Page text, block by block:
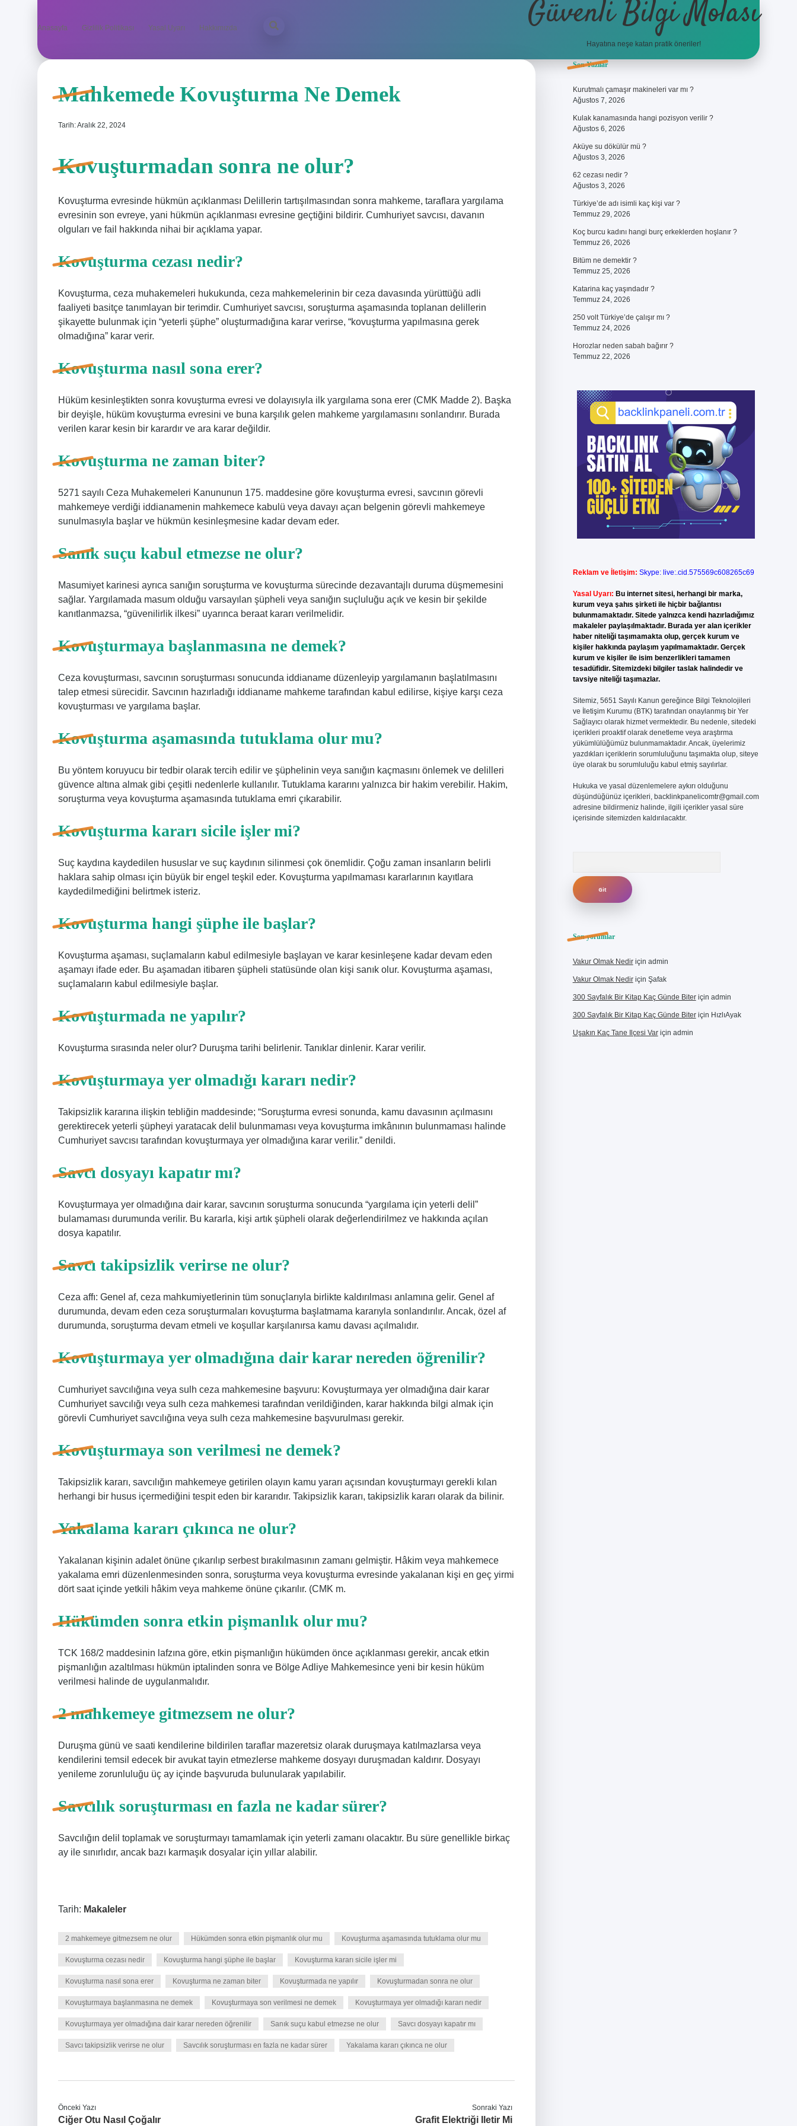
Anasayfa Gizlilik Politikası Yasal Uyarı Hakkımızda Güvenli Bilgi Molası
Hayatına neşe katan pratik öneriler!
Mahkemede Kovuşturma Ne Demek
Tarih: Aralık 22, 2024
Kovuşturmadan sonra ne olur?
Kovuşturma evresinde hükmün açıklanması Delillerin tartışılmasından sonra mahkeme, taraflara yargılama
evresinin son evreye, yani hükmün açıklanması evresine geçtiğini bildirir. Cumhuriyet savcısı, davanın
olguları ve fail hakkında nihai bir açıklama yapar.
Kovuşturma cezası nedir?
Kovuşturma, ceza muhakemeleri hukukunda, ceza mahkemelerinin bir ceza davasında yürüttüğü adli
faaliyeti basitçe tanımlayan bir terimdir. Cumhuriyet savcısı, soruşturma aşamasında toplanan delillerin
şikayette bulunmak için “yeterli şüphe” oluşturmadığına karar verirse, “kovuşturma yapılmasına gerek
olmadığına” karar verir.
Kovuşturma nasıl sona erer?
Hüküm kesinleştikten sonra kovuşturma evresi ve dolayısıyla ilk yargılama sona erer (CMK Madde 2). Başka
bir deyişle, hüküm kovuşturma evresini ve buna karşılık gelen mahkeme yargılamasını sonlandırır. Burada
verilen karar kesin bir karardır ve ara karar değildir.
Kovuşturma ne zaman biter?
5271 sayılı Ceza Muhakemeleri Kanununun 175. maddesine göre kovuşturma evresi, savcının görevli
mahkemeye verdiği iddianamenin mahkemece kabulü veya davayı açan belgenin görevli mahkemeye
sunulmasıyla başlar ve hükmün kesinleşmesine kadar devam eder.
Sanık suçu kabul etmezse ne olur?
Masumiyet karinesi ayrıca sanığın soruşturma ve kovuşturma sürecinde dezavantajlı duruma düşmemesini
sağlar. Yargılamada masum olduğu varsayılan şüpheli veya sanığın suçluluğu açık ve kesin bir şekilde
kanıtlanmazsa, “güvenilirlik ilkesi” uyarınca beraat kararı verilmelidir.
Kovuşturmaya başlanmasına ne demek?
Ceza kovuşturması, savcının soruşturması sonucunda iddianame düzenleyip yargılamanın başlatılmasını
talep etmesi sürecidir. Savcının hazırladığı iddianame mahkeme tarafından kabul edilirse, kişiye karşı ceza
kovuşturması ve yargılama başlar.
Kovuşturma aşamasında tutuklama olur mu?
Bu yöntem koruyucu bir tedbir olarak tercih edilir ve şüphelinin veya sanığın kaçmasını önlemek ve delilleri
güvence altına almak gibi çeşitli nedenlerle kullanılır. Tutuklama kararını yalnızca bir hakim verebilir. Hakim,
soruşturma veya kovuşturma aşamasında tutuklama emri çıkarabilir.
Kovuşturma kararı sicile işler mi?
Suç kaydına kaydedilen hususlar ve suç kaydının silinmesi çok önemlidir. Çoğu zaman insanların belirli
haklara sahip olması için büyük bir engel teşkil eder. Kovuşturma yapılmaması kararlarının kayıtlara
kaydedilmediğini belirtmek isteriz.
Kovuşturma hangi şüphe ile başlar?
Kovuşturma aşaması, suçlamaların kabul edilmesiyle başlayan ve karar kesinleşene kadar devam eden
aşamayı ifade eder. Bu aşamadan itibaren şüpheli statüsünde olan kişi sanık olur. Kovuşturma aşaması,
suçlamaların kabul edilmesiyle başlar.
Kovuşturmada ne yapılır?
Kovuşturma sırasında neler olur? Duruşma tarihi belirlenir. Tanıklar dinlenir. Karar verilir.
Kovuşturmaya yer olmadığı kararı nedir?
Takipsizlik kararına ilişkin tebliğin maddesinde; “Soruşturma evresi sonunda, kamu davasının açılmasını
gerektirecek yeterli şüpheyi yaratacak delil bulunmaması veya kovuşturma imkânının bulunmaması halinde
Cumhuriyet savcısı tarafından kovuşturmaya yer olmadığına karar verilir.” denildi.
Savcı dosyayı kapatır mı?
Kovuşturmaya yer olmadığına dair karar, savcının soruşturma sonucunda “yargılama için yeterli delil”
bulamaması durumunda verilir. Bu kararla, kişi artık şüpheli olarak değerlendirilmez ve hakkında açılan
dosya kapatılır.
Savcı takipsizlik verirse ne olur?
Ceza affı: Genel af, ceza mahkumiyetlerinin tüm sonuçlarıyla birlikte kaldırılması anlamına gelir. Genel af
durumunda, devam eden ceza soruşturmaları kovuşturma başlatmama kararıyla sonlandırılır. Ancak, özel af
durumunda, soruşturma devam etmeli ve koşullar karşılanırsa kamu davası açılmalıdır.
Kovuşturmaya yer olmadığına dair karar nereden öğrenilir?
Cumhuriyet savcılığına veya sulh ceza mahkemesine başvuru: Kovuşturmaya yer olmadığına dair karar
Cumhuriyet savcılığı veya sulh ceza mahkemesi tarafından verildiğinden, karar hakkında bilgi almak için
görevli Cumhuriyet savcılığına veya sulh ceza mahkemesine başvurulması gerekir.
Kovuşturmaya son verilmesi ne demek?
Takipsizlik kararı, savcılığın mahkemeye getirilen olayın kamu yararı açısından kovuşturmayı gerekli kılan
herhangi bir husus içermediğini tespit eden bir kararıdır. Takipsizlik kararı, takipsizlik kararı olarak da bilinir.
Yakalama kararı çıkınca ne olur?
Yakalanan kişinin adalet önüne çıkarılıp serbest bırakılmasının zamanı gelmiştir. Hâkim veya mahkemece
yakalama emri düzenlenmesinden sonra, soruşturma veya kovuşturma evresinde yakalanan kişi en geç yirmi
dört saat içinde yetkili hâkim veya mahkeme önüne çıkarılır. (CMK m.
Hükümden sonra etkin pişmanlık olur mu?
TCK 168/2 maddesinin lafzına göre, etkin pişmanlığın hükümden önce açıklanması gerekir, ancak etkin
pişmanlığın azaltılması hükmün iptalinden sonra ve Bölge Adliye Mahkemesince yeni bir kesin hüküm
verilmesi halinde de uygulanmalıdır.
2 mahkemeye gitmezsem ne olur?
Duruşma günü ve saati kendilerine bildirilen taraflar mazeretsiz olarak duruşmaya katılmazlarsa veya
kendilerini temsil edecek bir avukat tayin etmezlerse mahkeme dosyayı duruşmadan kaldırır. Dosyayı
yenileme zorunluluğu üç ay içinde başvuruda bulunularak yapılabilir.
Savcılık soruşturması en fazla ne kadar sürer?
Savcılığın delil toplamak ve soruşturmayı tamamlamak için yeterli zamanı olacaktır. Bu süre genellikle birkaç
ay ile sınırlıdır, ancak bazı karmaşık dosyalar için yıllar alabilir.
Tarih: Makaleler
2 mahkemeye gitmezsem ne olur Hükümden sonra etkin pişmanlık olur mu Kovuşturma aşamasında tutuklama olur mu
Kovuşturma cezası nedir Kovuşturma hangi şüphe ile başlar Kovuşturma kararı sicile işler mi
Kovuşturma nasıl sona erer Kovuşturma ne zaman biter Kovuşturmada ne yapılır Kovuşturmadan sonra ne olur
Kovuşturmaya başlanmasına ne demek Kovuşturmaya son verilmesi ne demek Kovuşturmaya yer olmadığı kararı nedir
Kovuşturmaya yer olmadığına dair karar nereden öğrenilir Sanık suçu kabul etmezse ne olur Savcı dosyayı kapatır mı
Savcı takipsizlik verirse ne olur Savcılık soruşturması en fazla ne kadar sürer Yakalama kararı çıkınca ne olur
Önceki Yazı
Ciğer Otu Nasıl Çoğalır
Sonraki Yazı
Grafit Elektriği Iletir Mi
Sidebar
Son Yazılar
Kurutmalı çamaşır makineleri var mı ?
Ağustos 7, 2026
Kulak kanamasında hangi pozisyon verilir ?
Ağustos 6, 2026
Aküye su dökülür mü ?
Ağustos 3, 2026
62 cezası nedir ?
Ağustos 3, 2026
Türkiye’de adı isimli kaç kişi var ?
Temmuz 29, 2026
Koç burcu kadını hangi burç erkeklerden hoşlanır ?
Temmuz 26, 2026
Bitüm ne demektir ?
Temmuz 25, 2026
Katarina kaç yaşındadır ?
Temmuz 24, 2026
250 volt Türkiye’de çalışır mı ?
Temmuz 24, 2026
Horozlar neden sabah bağırır ?
Temmuz 22, 2026
Reklam ve İletişim: Skype: live:.cid.575569c608265c69
Yasal Uyarı: Bu internet sitesi, herhangi bir marka,
kurum veya şahıs şirketi ile hiçbir bağlantısı
bulunmamaktadır. Sitede yalnızca kendi hazırladığımız
makaleler paylaşılmaktadır. Burada yer alan içerikler
haber niteliği taşımamakta olup, gerçek kurum ve
kişiler hakkında paylaşım yapılmamaktadır. Gerçek
kurum ve kişiler ile isim benzerlikleri tamamen
tesadüfidir. Sitemizdeki bilgiler taslak halindedir ve
tavsiye niteliği taşımazlar.
Sitemiz, 5651 Sayılı Kanun gereğince Bilgi Teknolojileri
ve İletişim Kurumu (BTK) tarafından onaylanmış bir Yer
Sağlayıcı olarak hizmet vermektedir. Bu nedenle, sitedeki
içerikleri proaktif olarak denetleme veya araştırma
yükümlülüğümüz bulunmamaktadır. Ancak, üyelerimiz
yazdıkları içeriklerin sorumluluğunu taşımakta olup, siteye
üye olarak bu sorumluluğu kabul etmiş sayılırlar.
Hukuka ve yasal düzenlemelere aykırı olduğunu
düşündüğünüz içerikleri, backlinkpanelicomtr@gmail.com
adresine bildirmeniz halinde, ilgili içerikler yasal süre
içerisinde sitemizden kaldırılacaktır.
Son yorumlar
Vakur Olmak Nediriçin admin
Vakur Olmak Nediriçin Şafak
300 Sayfalık Bir Kitap Kaç Günde Biteriçin admin
300 Sayfalık Bir Kitap Kaç Günde Biteriçin HızlıAyak
Uşakın Kaç Tane Ilçesi Variçin admin
betci piabellacasino sitesi